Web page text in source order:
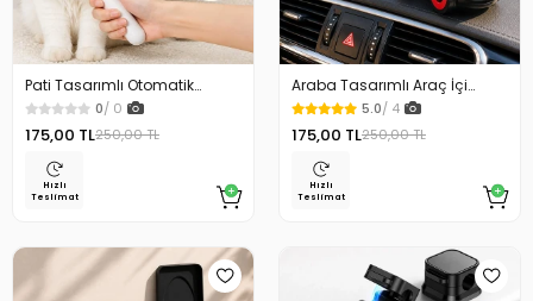
Pati Tasarımlı Otomatik
Temizlenen Evcil Hayvan
Fırçası
0/ 0
175,00 TL250,00 TL
Hızlı
Teslimat
Araba Tasarımlı Araç İçi
Telefon Tutucu 360 Dönebilen
Ayarlı
5.0/ 4
175,00 TL250,00 TL
Hızlı
Teslimat